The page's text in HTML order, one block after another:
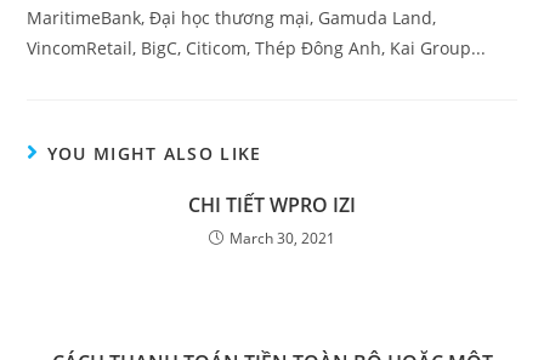
MaritimeBank, Đại học thương mại, Gamuda Land,
VincomRetail, BigC, Citicom, Thép Đông Anh, Kai Group...
YOU MIGHT ALSO LIKE
CHI TIẾT WPRO IZI
March 30, 2021